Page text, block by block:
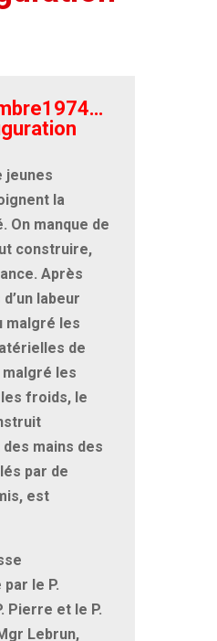
jeunes
la
On manque de
construire,
Après
labeur
malgré les
de
les
froids, le
mains des
par de
est
le P.
Pierre et le P.
Lebrun,